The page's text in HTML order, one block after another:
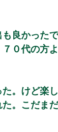
良かった
０代の方
。けど楽
。こだま